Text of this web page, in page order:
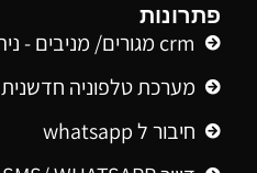
פתרונות
crm מגורים/ מניבים - ניהול לקוחות
מערכת טלפוניה חדשנית
חיבור ל whatsapp